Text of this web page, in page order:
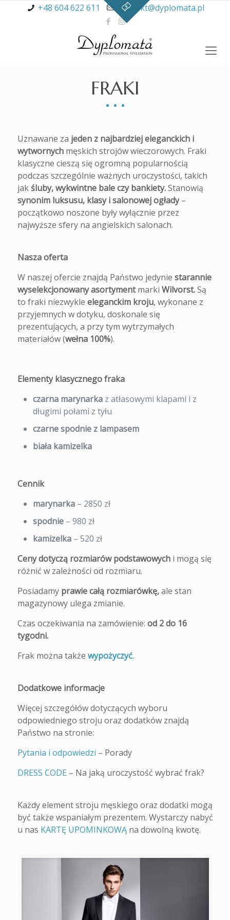
+48 604 622 611 kontakt@dyplomata.pl
FRAKI
Uznawane za jeden z najbardziej eleganckich i
wytwornych męskich strojów wieczorowych. Fraki
klasyczne cieszą się ogromną popularnością
podczas szczególnie ważnych uroczystości, takich
jakśluby, wykwintne bale czy bankiety.Stanowią
synonim luksusu, klasy i salonowej ogłady–
początkowo noszone były wyłącznie przez
najwyższe sfery na angielskich salonach.
Nasza oferta
W naszej ofercie znajdą Państwo jedynie starannie
wyselekcjonowany asortymentmarki Wilvorst.Są
to fraki niezwykle eleganckim kroju, wykonane z
przyjemnych w dotyku, doskonale się
prezentujących, a przy tym wytrzymałych
materiałów (wełna 100%).
Elementy klasycznego fraka
czarna marynarkaz atłasowymi klapami i z
długimi połami z tyłu
czarne spodnie z lampasem
biała kamizelka
Cennik
marynarka– 2850 zł
spodnie– 980 zł
kamizelka– 520 zł
Ceny dotyczą rozmiarów podstawowychi mogą się
różnić w zależności od rozmiaru.
Posiadamy prawie całą rozmiarówkę,ale stan
magazynowy ulega zmianie.
Czas oczekiwania na zamówienie: od 2 do 16
tygodni.
Frak można także wypożyczyć.
Dodatkowe informacje
Więcej szczegółów dotyczących wyboru
odpowiedniego stroju oraz dodatków znajdą
Państwo na stronie:
Pytania i odpowiedzi – Porady
DRESS CODE – Na jaką uroczystość wybrać frak?
Każdy element stroju męskiego oraz dodatki mogą
być także wspaniałym prezentem. Wystarczy nabyć
u nas KARTĘ UPOMINKOWĄna dowolną kwotę.